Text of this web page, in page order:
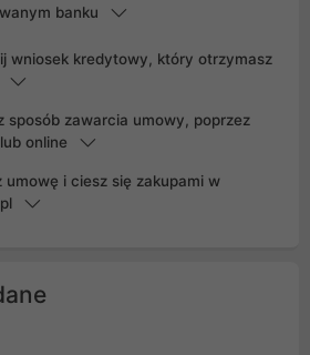
banku
wniosek kredytowy, który otrzymasz
sposób zawarcia umowy, poprzez
online
umowę i ciesz się zakupami w